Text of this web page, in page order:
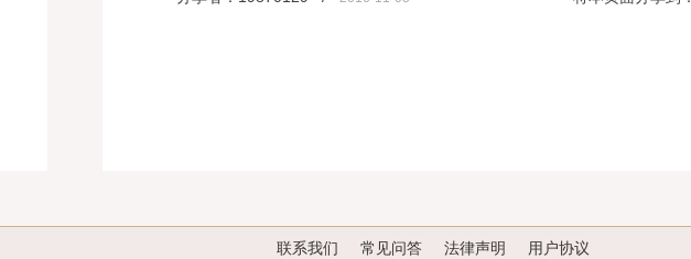
联系我们 常见问答 法律声明 用户协议